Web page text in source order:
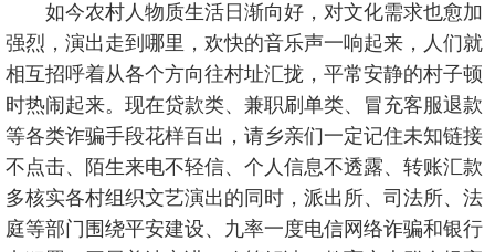
如今农村人物质生活日渐向好，对文化需求也愈加
强烈，演出走到哪里，欢快的音乐声一响起来，人们就
相互招呼着从各个方向往村址汇拢，平常安静的村子顿
时热闹起来。现在贷款类、兼职刷单类、冒充客服退款
等各类诈骗手段花样百出，请乡亲们一定记住未知链接
不点击、陌生来电不轻信、个人信息不透露、转账汇款
多核实各村组织文艺演出的同时，派出所、司法所、法
庭等部门围绕平安建设、九率一度电信网络诈骗和银行